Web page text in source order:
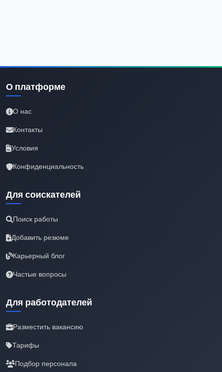
О платформе
О нас
Контакты
Условия
Конфиденциальность
Для соискателей
Поиск работы
Добавить резюме
Карьерный блог
Частые вопросы
Для работодателей
Разместить вакансию
Тарифы
Подбор персонала